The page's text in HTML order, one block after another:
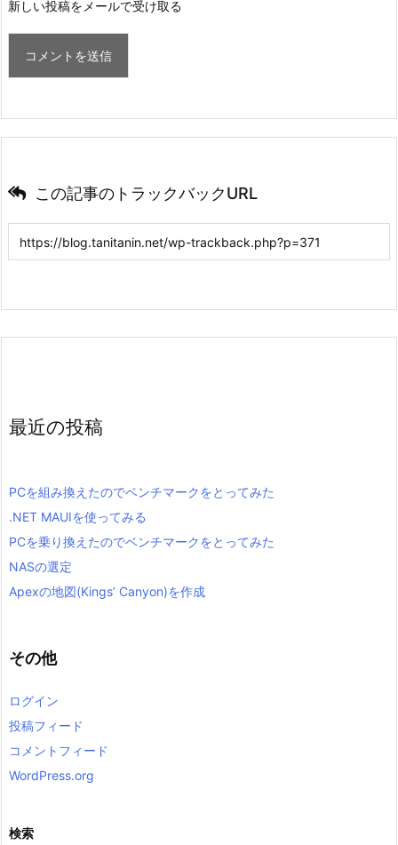
新しい投稿をメールで受け取る
この記事のトラックバックURL
最近の投稿
PCを組み換えたのでベンチマークをとってみた
.NET MAUIを使ってみる
PCを乗り換えたのでベンチマークをとってみた
NASの選定
Apexの地図(Kings’ Canyon)を作成
その他
ログイン
投稿フィード
コメントフィード
WordPress.org
検索